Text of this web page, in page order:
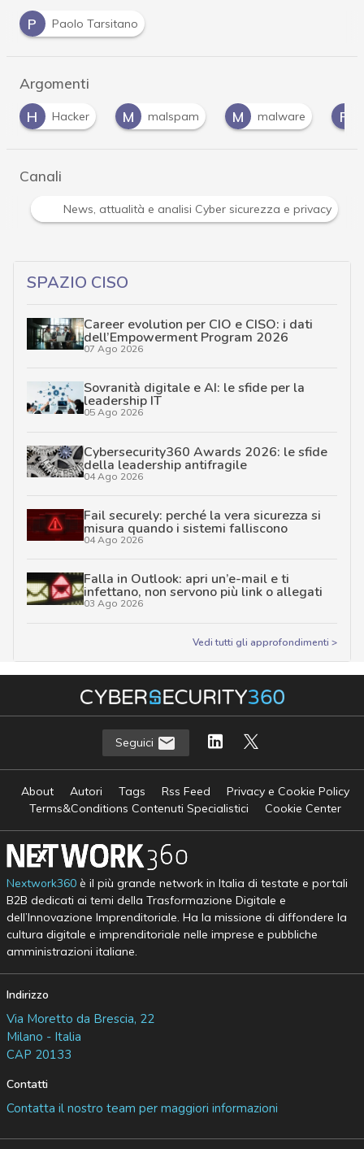
P
Paolo Tarsitano
Argomenti
M malspam M malware P phishing
Canali
Attacchi hacker e Malware: le ultime news in tempo
SPAZIO CISO
Career evolution per CIO e CISO: i dati
dell’Empowerment Program 2026
07 Ago 2026
Sovranità digitale e AI: le sfide per la
leadership IT
05 Ago 2026
Cybersecurity360 Awards 2026: le sfide
della leadership antifragile
04 Ago 2026
Fail securely: perché la vera sicurezza si
misura quando i sistemi falliscono
04 Ago 2026
Falla in Outlook: apri un’e-mail e ti
infettano, non servono più link o allegati
03 Ago 2026
Vedi tutti gli approfondimenti >
Seguici
About Autori Tags Rss Feed
Privacy e Cookie Policy
Terms&Conditions Contenuti Specialistici
Cookie Center
Nextwork360è il più grande network in Italia di testate e portali
B2B dedicati ai temi della Trasformazione Digitale e
dell’Innovazione Imprenditoriale. Ha la missione di diffondere la
cultura digitale e imprenditoriale nelle imprese e pubbliche
amministrazioni italiane.
Indirizzo
Via Moretto da Brescia, 22
Milano - Italia
CAP 20133
Contatti
Contatta il nostro team per maggiori informazioni